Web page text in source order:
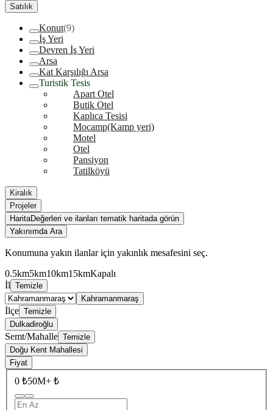
Satılık
Konut(9)
İş Yeri
Devren İş Yeri
Arsa
Kat Karşılığı Arsa
Turistik Tesis
Apart Otel
Butik Otel
Kaplıca Tesisi
Mocamp(Kamp yeri)
Motel
Otel
Pansiyon
Tatilköyü
Kiralık
Projeler
HaritaDeğerleri ve ilanları tematik haritada görün
Yakınımda Ara
Konumuna yakın ilanlar için yakınlık mesafesini seç.
0.5km5km10km15kmKapalı
İl Temizle
Kahramanmaraş
İlçe Temizle
Dulkadiroğlu
Semt/Mahalle Temizle
Doğu Kent Mahallesi
Fiyat
0 ₺50M+ ₺